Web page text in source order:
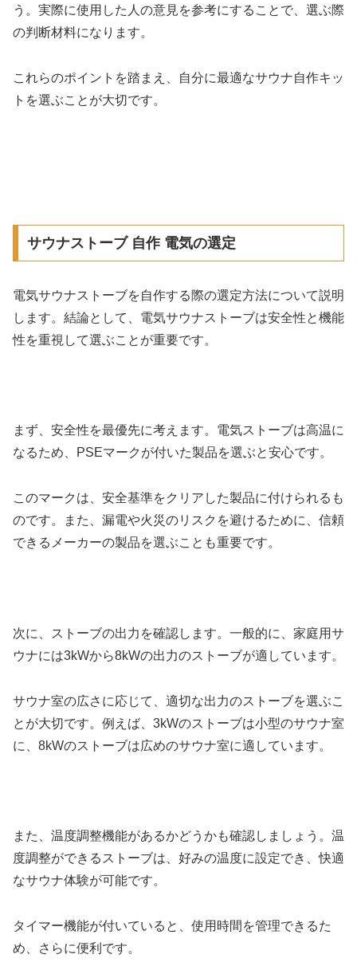
う。実際に使用した人の意見を参考にすることで、選ぶ際
の判断材料になります。
これらのポイントを踏まえ、自分に最適なサウナ自作キッ
トを選ぶことが大切です。
サウナストーブ 自作 電気の選定
電気サウナストーブを自作する際の選定方法について説明
します。結論として、電気サウナストーブは安全性と機能
性を重視して選ぶことが重要です。
まず、安全性を最優先に考えます。電気ストーブは高温に
なるため、PSEマークが付いた製品を選ぶと安心です。
このマークは、安全基準をクリアした製品に付けられるも
のです。また、漏電や火災のリスクを避けるために、信頼
できるメーカーの製品を選ぶことも重要です。
次に、ストーブの出力を確認します。一般的に、家庭用サ
ウナには3kWから8kWの出力のストーブが適しています。
サウナ室の広さに応じて、適切な出力のストーブを選ぶこ
とが大切です。例えば、3kWのストーブは小型のサウナ室
に、8kWのストーブは広めのサウナ室に適しています。
また、温度調整機能があるかどうかも確認しましょう。温
度調整ができるストーブは、好みの温度に設定でき、快適
なサウナ体験が可能です。
タイマー機能が付いていると、使用時間を管理できるた
め、さらに便利です。